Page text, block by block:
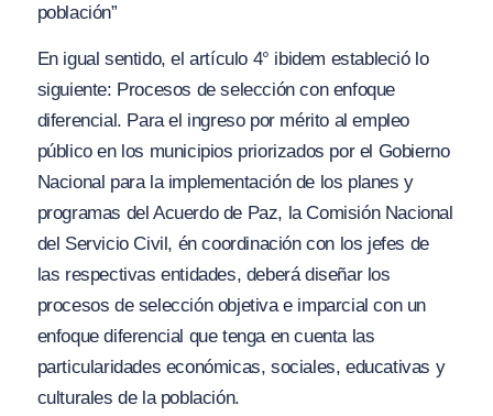
población”
En igual sentido, el artículo 4° ibidem estableció lo
siguiente: Procesos de selección con enfoque
diferencial. Para el ingreso por mérito al empleo
público en los municipios priorizados por el Gobierno
Nacional para la implementación de los planes y
programas del Acuerdo de Paz, la Comisión Nacional
del Servicio Civil, én coordinación con los jefes de
las respectivas entidades, deberá diseñar los
procesos de selección objetivae imparcial con un
enfoque diferencial que tenga en cuenta las
particularidades económicas, sociales, educativas y
culturales de la población.